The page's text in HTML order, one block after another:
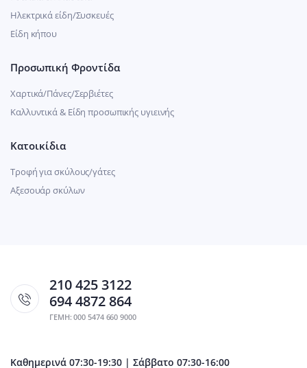
Ηλεκτρικά είδη/Συσκευές
Είδη κήπου
Προσωπική Φροντίδα
Χαρτικά/Πάνες/Σερβιέτες
Καλλυντικά & Είδη προσωπικής υγιεινής
Κατοικίδια
Τροφή για σκύλους/γάτες
Αξεσουάρ σκύλων
210 425 3122
694 4872 864
ΓΕΜΗ: 000 5474 660 9000
Καθημερινά 07:30-19:30 | Σάββατο 07:30-16:00